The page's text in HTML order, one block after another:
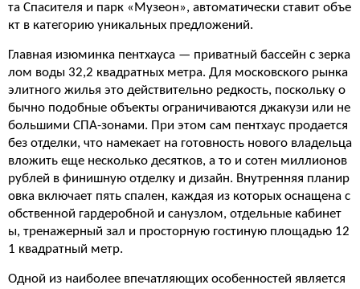
та Спасителя и парк «Музеон», автоматически ставит объе
кт в категорию уникальных предложений.
Главная изюминка пентхауса — приватный бассейн с зерка
лом воды 32,2 квадратных метра. Для московского рынка
элитного жилья это действительно редкость, поскольку о
бычно подобные объекты ограничиваются джакузи или не
большими СПА-зонами. При этом сам пентхаус продается
без отделки, что намекает на готовность нового владельца
вложить еще несколько десятков, а то и сотен миллионов
рублей в финишную отделку и дизайн. Внутренняя планир
овка включает пять спален, каждая из которых оснащена с
обственной гардеробной и санузлом, отдельные кабинет
ы, тренажерный зал и просторную гостиную площадью 12
1 квадратный метр.
Одной из наиболее впечатляющих особенностей является